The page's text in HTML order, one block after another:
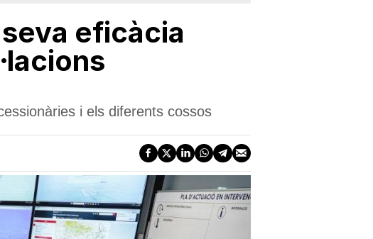
eficàcia
i els diferents cossos